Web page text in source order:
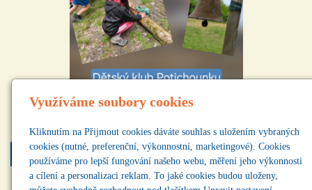
Najdete nás
Využíváme soubory cookies
Kliknutím na Přijmout cookies dáváte souhlas s uložením vybraných
cookies (nutné, preferenční, výkonnostní, marketingové). Cookies
používáme pro lepší fungování našeho webu, měření jeho výkonnosti
a cílení a personalizaci reklam. To jaké cookies budou uloženy,